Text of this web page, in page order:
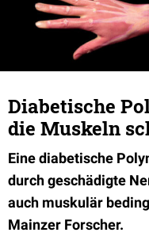
Diabetische
die Muskeln
Eine diabetische
durch geschädigte
auch muskulär
Mainzer Forscher.